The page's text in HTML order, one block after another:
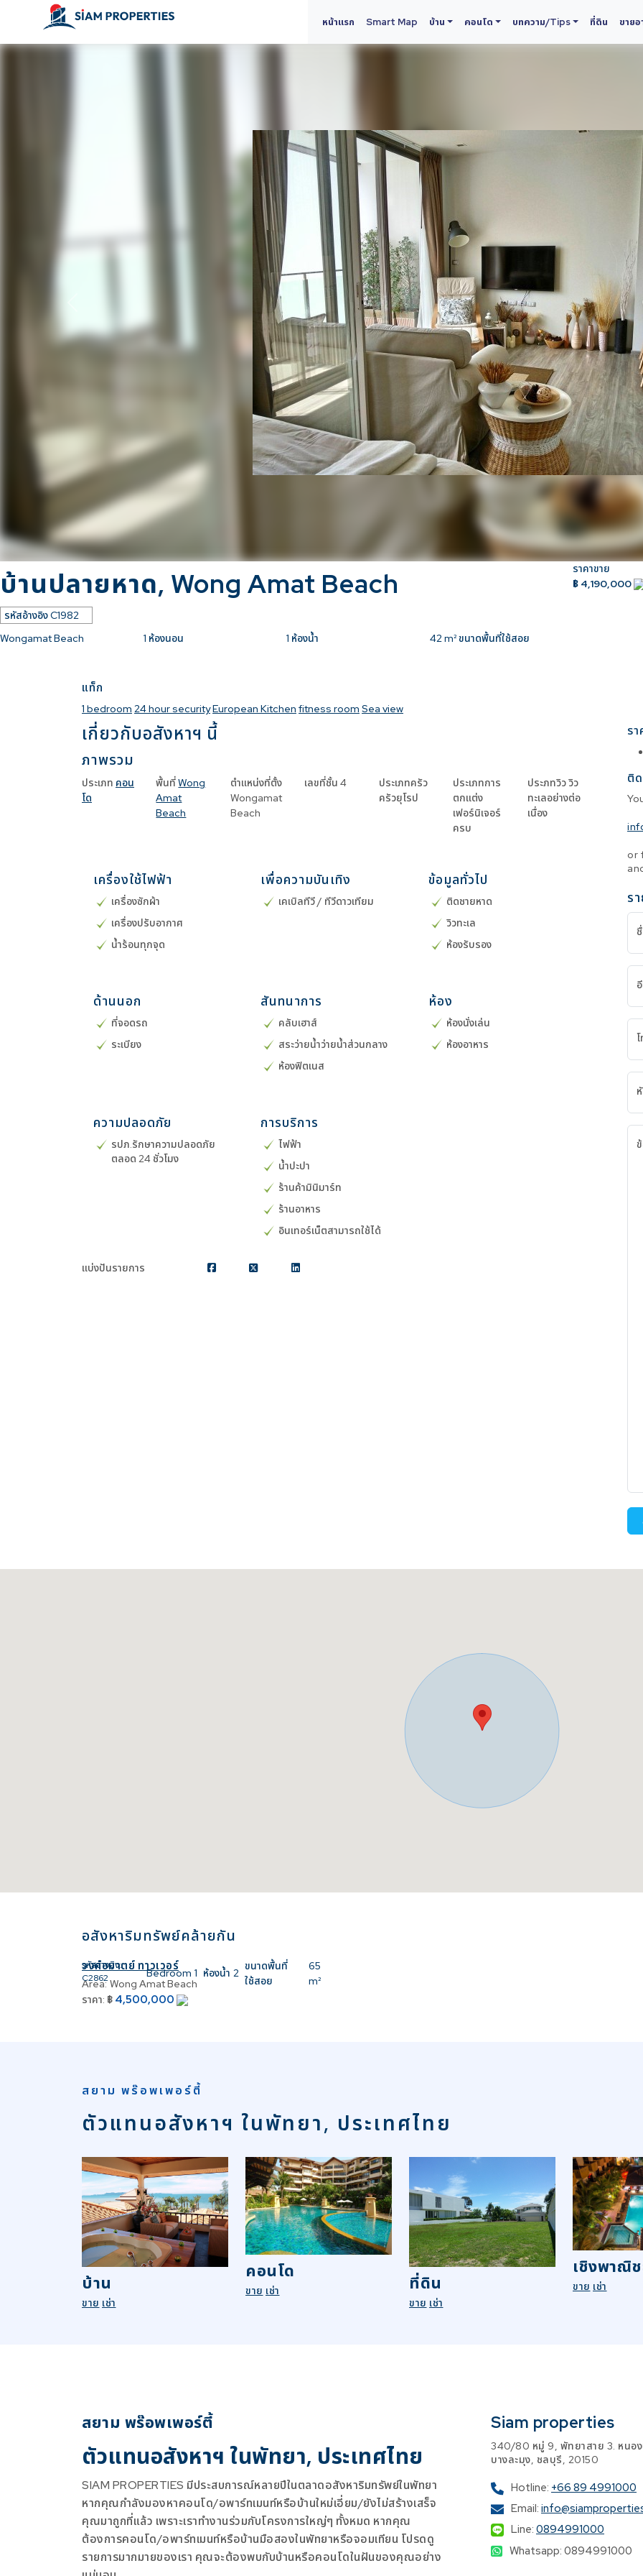
หน้าแรก Smart Map บ้าน คอนโด บทความ/Tips ที่ดิน ขายอ
บ้านปลายหาด, Wong Amat Beach
รหัสอ้างอิงC1982
Wongamat Beach
1 ห้องนอน 1 ห้องน้ำ 42m² ขนาดพื้นที่ใช้สอย
ราคาขาย
฿ 4,190,000
แท็ก
1 bedroom 24 hour securityEuropean Kitchen fitness room Sea view
เกี่ยวกับอสังหาฯ นี้
ภาพรวม
ประเภท คอน
โด
พื้นที่Wong
Amat
Beach
ตำแหน่งที่ตั้ง
Wongamat
Beach
เลขที่ชั้น 4
ประเภทครัว
ครัวยุโรป
ประเภทการ
ตกแต่ง
เฟอร์นิเจอร์
ครบ
ประภทวิววิว
ทะเลอย่างต่อ
เนื่อง
เครื่องใช้ไฟฟ้า
เครื่องซักผ้า
เครื่องปรับอากาศ
น้ำร้อนทุกจุด
เพื่อความบันเทิง
เคเบิลทีวี / ทีวีดาวเทียม
ข้อมูลทั่วไป
ติดชายหาด
วิวทะเล
ห้องรับรอง
ด้านนอก
ที่จอดรถ
ระเบียง
สันทนาการ
คลับเฮาส์
สระว่ายน้ำว่ายน้ำส่วนกลาง
ห้องฟิตเนส
ห้อง
ห้องนั่งเล่น
ห้องอาหาร
ความปลอดภัย
รปภ.รักษาความปลอดภัย
ตลอด 24 ชั่วโมง
การบริการ
ไฟฟ้า
น้ำปะปา
ร้านค้ามินิมาร์ท
ร้านอาหาร
อินเทอร์เน็ตสามารถใช้ได้
แบ่งปันรายการ
รา
ติ
or
ร
อสังหาริมทรัพย์คล้ายกัน
รหัสอ้างอิง:
C2862
Bedroom 1 ห้องน้ำ 2
ขนาดพื้นที่
ใช้สอย
65
m²
วงศ์อมาตย์ ทาวเวอร์
Area: Wong Amat Beach
ราคา: ฿ 4,500,000
สยาม พร๊อพเพอร์ตี้
ตัวแทนอสังหาฯ ในพัทยา, ประเทศไทย
บ้าน
ขาย เช่า
คอนโด
ขาย เช่า ที่ดิน
ขาย เช่า
เชิงพาณิ
ขาย เช่า
สยาม พร๊อพเพอร์ตี้
ตัวแทนอสังหาฯ ในพัทยา, ประเทศไทย
SIAM PROPERTIES มีประสบการณ์หลายปีในตลาดอสังหาริมทรัพย์ในพัทยา
หากคุณกำลังมองหาคอนโด/อพาร์ทเมนท์หรือบ้านใหม่เอี่ยม/ยังไม่สร้างเสร็จ
คุณมาถูกที่แล้ว เพราะเราทำงานร่วมกับโครงการใหญ่ๆ ทั้งหมด หากคุณ
ต้องการคอนโด/อพาร์ทเมนท์หรือบ้านมือสองในพัทยาหรือจอมเทียน โปรดดู
รายการมากมายของเรา คุณจะต้องพบกับบ้านหรือคอนโดในฝันของคุณอย่าง
Siam properties
340/80 หมู่ 9, พัทยาสาย 3. หนอ
บางละมุง, ชลบุรี, 20150
Hotline: +66 89 4991000
Email:
Line: 0894991000
Whatsapp: 0894991000